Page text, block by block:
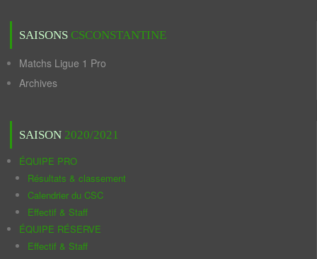
SAISONS CSCONSTANTINE
Matchs Ligue 1 Pro
Archives
SAISON 2020/2021
ÉQUIPE PRO
Résultats & classement
Calendrier du CSC
Effectif & Staff
ÉQUIPE RÉSERVE
Effectif & Staff